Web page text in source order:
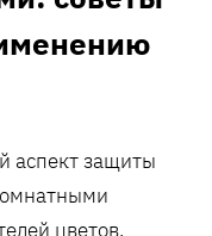
аспект защиты
цветов.